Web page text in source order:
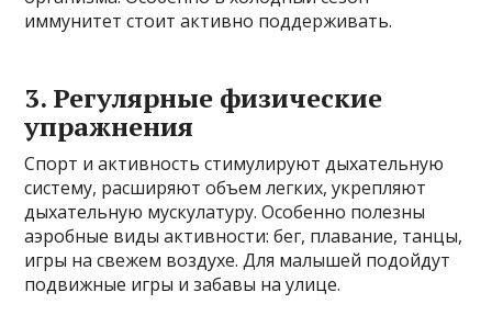
иммунитет стоит активно поддерживать.
3. Регулярные физические
упражнения
Спорт и активность стимулируют дыхательную
систему, расширяют объем легких, укрепляют
дыхательную мускулатуру. Особенно полезны
аэробные виды активности: бег, плавание, танцы,
игры на свежем воздухе. Для малышей подойдут
подвижные игры и забавы на улице.